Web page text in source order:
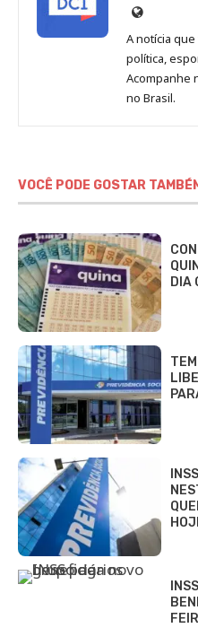
Site
de
Redação
Jornal
DCI
A notícia
política,
Acompanhe
no Brasil.
VOCÊ PODE GOSTAR